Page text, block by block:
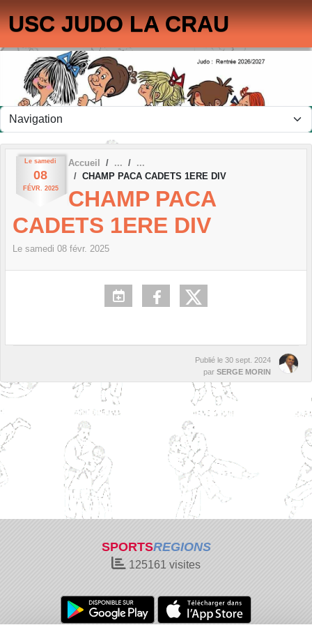
USC JUDO LA CRAU
Le samedi
08
FÉVR. 2025
Accueil
CHAMP PACA CADETS 1ERE DIV
CHAMP PACA
CADETS 1ERE DIV
Le samedi 08 févr. 2025
Publié le 30 sept. 2024
par SERGE MORIN
SPORTSREGIONS
125161 visites